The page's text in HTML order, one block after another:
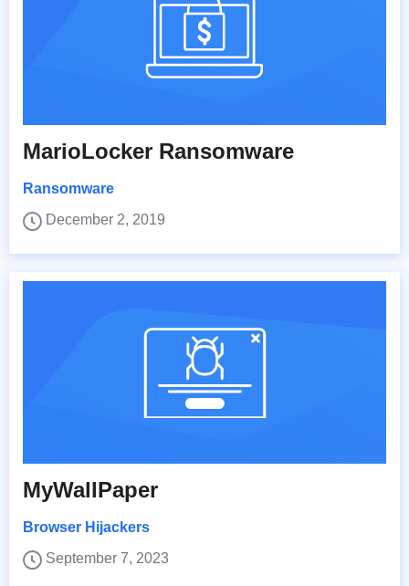
MarioLocker Ransomware
Ransomware
December 2, 2019
MyWallPaper
Browser Hijackers
September 7, 2023